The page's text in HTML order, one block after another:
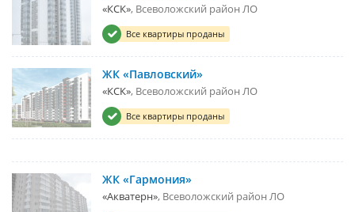
«КСК» Всеволожский район ЛО
Все квартиры проданы
ЖК «Павловский»
«КСК» Всеволожский район ЛО
Все квартиры проданы
ЖК «Гармония»
«Акватерн» Всеволожский район ЛО